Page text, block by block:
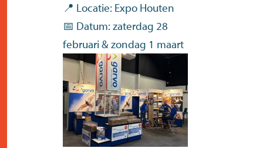
📍 Locatie: Expo Houten
📅 Datum: zaterdag 28
februari & zondag 1 maart